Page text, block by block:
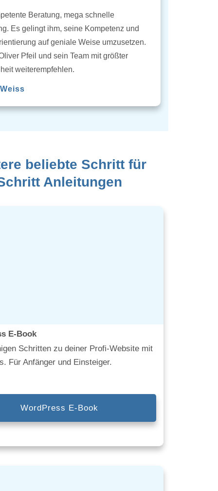
Beratung, mega schnelle
Es gelingt ihm, seine Kompetenz und
auf geniale Weise umzusetzen.
Pfeil und sein Team mit größter
weiterempfehlen.
beliebte Schritt für
Anleitungen
E-Book
Schritten zu deiner Profi-Website mit
Für Anfänger und Einsteiger.
WordPress E-Book